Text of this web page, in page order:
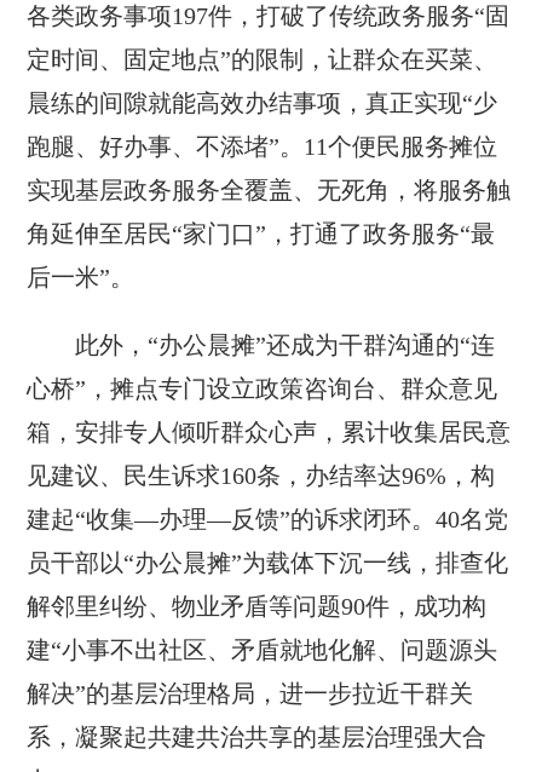
各类政务事项197件，打破了传统政务服务“固
定时间、固定地点”的限制，让群众在买菜、
晨练的间隙就能高效办结事项，真正实现“少
跑腿、好办事、不添堵”。11个便民服务摊位
实现基层政务服务全覆盖、无死角，将服务触
角延伸至居民“家门口”，打通了政务服务“最
后一米”。
此外，“办公晨摊”还成为干群沟通的“连
心桥”，摊点专门设立政策咨询台、群众意见
箱，安排专人倾听群众心声，累计收集居民意
见建议、民生诉求160条，办结率达96%，构
建起“收集—办理—反馈”的诉求闭环。40名党
员干部以“办公晨摊”为载体下沉一线，排查化
解邻里纠纷、物业矛盾等问题90件，成功构
建“小事不出社区、矛盾就地化解、问题源头
解决”的基层治理格局，进一步拉近干群关
系，凝聚起共建共治共享的基层治理强大合